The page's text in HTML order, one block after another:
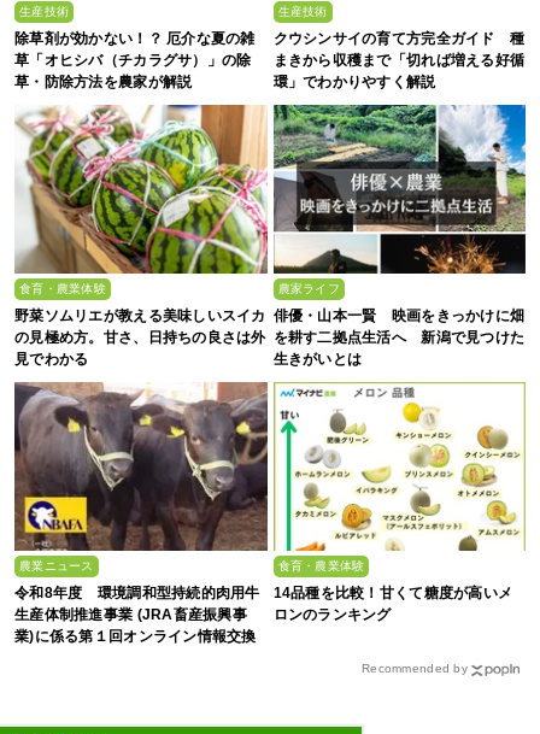
生産技術
除草剤が効かない！？ 厄介な夏の雑
草「オヒシバ（チカラグサ）」の除
草・防除方法を農家が解説
生産技術
クウシンサイの育て方完全ガイド 種
まきから収穫まで「切れば増える好循
環」でわかりやすく解説
食育・農業体験
野菜ソムリエが教える美味しいスイカ
の見極め方。甘さ、日持ちの良さは外
見でわかる
農家ライフ
俳優・山本一賢 映画をきっかけに畑
を耕す二拠点生活へ 新潟で見つけた
生きがいとは
農業ニュース
令和8年度 環境調和型持続的肉用牛
生産体制推進事業 (JRA畜産振興事
業)に係る第１回オンライン情報交換
食育・農業体験
14品種を比較！甘くて糖度が高いメ
ロンのランキング
Recommended by